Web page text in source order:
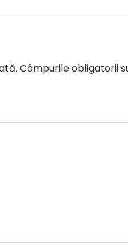
Câmpurile obligatorii